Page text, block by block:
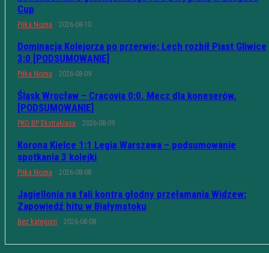
Cup
Piłka Nożna 2026-08-10
Dominacja Kolejorza po przerwie: Lech rozbił Piast Gliwice
3:0 [PODSUMOWANIE]
Piłka Nożna 2026-08-09
Śląsk Wrocław – Cracovia 0:0. Mecz dla koneserów.
[PODSUMOWANIE]
PKO BP Ekstraklasa 2026-08-09
Korona Kielce 1:1 Legia Warszawa – podsumowanie
spotkania 3 kolejki
Piłka Nożna 2026-08-08
Jagiellonia na fali kontra głodny przełamania Widzew:
Zapowiedź hitu w Białymstoku
Bez kategorii 2026-08-08